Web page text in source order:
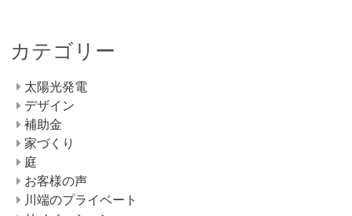
カテゴリー
太陽光発電
デザイン
補助金
家づくり
庭
お客様の声
川端のプライベート